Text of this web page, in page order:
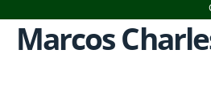
Marcos